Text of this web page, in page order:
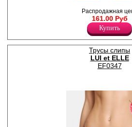
однотонные из
микрофибры.
Лайкра 15%
Полиамид 85%
Распродажная
161.00 Руб
Купить
Трусы слипы
LUI et ELLE
EF0347